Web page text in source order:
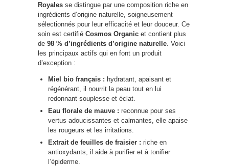
Royales se distingue par une composition riche en
ingrédients d’origine naturelle, soigneusement
sélectionnés pour leur efficacité et leur douceur. Ce
soin est certifié Cosmos Organic et contient plus
de 98 % d’ingrédients d’origine naturelle . Voici
les principaux actifs qui en font un produit
d’exception :
Miel bio français : hydratant, apaisant et
régénérant, il nourrit la peau tout en lui
redonnant souplesse et éclat.
Eau florale de mauve : reconnue pour ses
vertus adoucissantes et calmantes, elle apaise
les rougeurs et les irritations.
Extrait de feuilles de fraisier : riche en
antioxydants, il aide à purifier et à tonifier
l’épiderme.